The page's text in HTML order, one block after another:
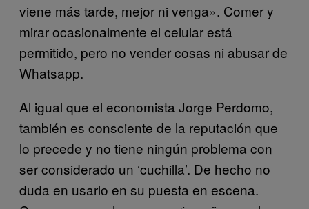
viene más tarde, mejor ni venga». Comer y
mirar ocasionalmente el celular está
permitido, pero no vender cosas ni abusar de
Whatsapp.
Al igual que el economista Jorge Perdomo,
también es consciente de la reputación que
lo precede y no tiene ningún problema con
ser considerado un ‘cuchilla’. De hecho no
duda en usarlo en su puesta en escena.